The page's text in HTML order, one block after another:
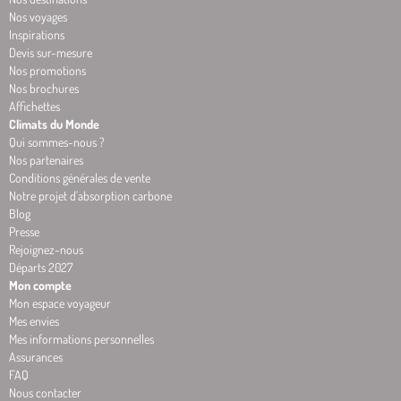
Nos voyages
Inspirations
Devis sur-mesure
Nos promotions
Nos brochures
Affichettes
Climats du Monde
Qui sommes-nous ?
Nos partenaires
Conditions générales de vente
Notre projet d'absorption carbone
Blog
Presse
Rejoignez-nous
Départs 2027
Mon compte
Mon espace voyageur
Mes envies
Mes informations personnelles
Assurances
FAQ
Nous contacter